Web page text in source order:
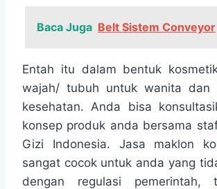
Baca Juga Belt Sistem Conveyor
Entah itu dalam bentuk
wajah/ tubuh untuk wanita dan
kesehatan. Anda bisa
konsep produk anda bersama
Gizi Indonesia. Jasa maklon
sangat cocok untuk anda yang
dengan regulasi pemerintah,